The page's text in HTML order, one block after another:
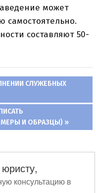
может
самостоятельно.
составляют 50-
СЛУЖЕБНЫХ
И ОБРАЗЦЫ)